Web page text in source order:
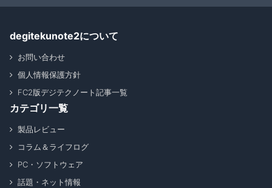
degitekunote2について
お問い合わせ
個人情報保護方針
FC2版デジテクノート記事一覧
カテゴリ一覧
製品レビュー
コラム＆ライフログ
PC・ソフトウェア
話題・ネット情報